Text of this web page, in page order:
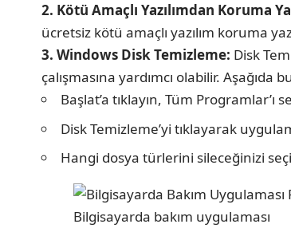
2. Kötü Amaçlı Yazılımdan Koruma
ücretsiz kötü amaçlı yazılım koruma
3. Windows Disk Temizleme: Disk
çalışmasına yardımcı olabilir.
Başlat’a tıklayın, Tüm Programlar’ı
Disk Temizleme’yi tıklayarak
Hangi dosya türlerini sileceğinizi
Bilgisayarda bakım uygulaması